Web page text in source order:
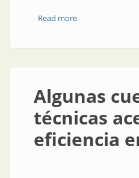
Read moreabout La regla de
Algunas
técnicas
eficiencia